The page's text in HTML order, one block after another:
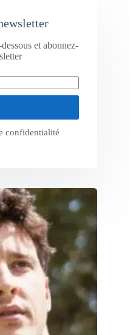
et abonnez-
confidentialité